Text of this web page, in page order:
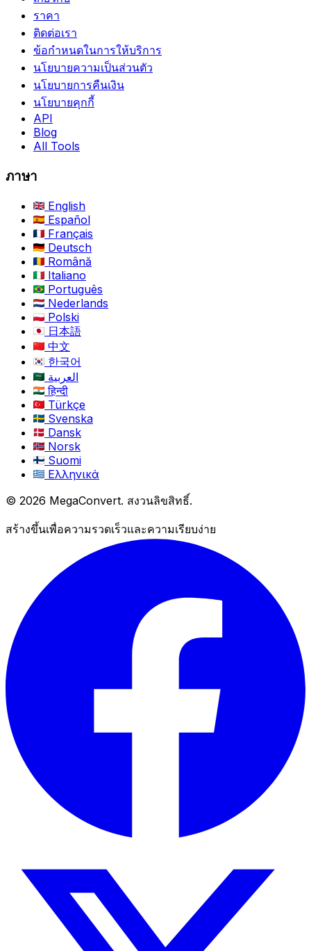
ราคา
ติดต่อเรา
ข้อกำหนดในการให้บริการ
นโยบายความเป็นส่วนตัว
นโยบายการคืนเงิน
นโยบายคุกกี้
API
Blog
All Tools
ภาษา
English
Español
Français
Deutsch
Română
Italiano
Português
Nederlands
Polski
日本語
中文
한국어
العربية
हिन्दी
Türkçe
Svenska
Dansk
Norsk
Suomi
Ελληνικά
© 2026 MegaConvert. สงวนลิขสิทธิ์.
สร้างขึ้นเพื่อความรวดเร็วและความเรียบง่าย